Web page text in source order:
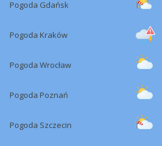
Pogoda Gdańsk
Pogoda Kraków
Pogoda Wrocław
Pogoda Poznań
Pogoda Szczecin